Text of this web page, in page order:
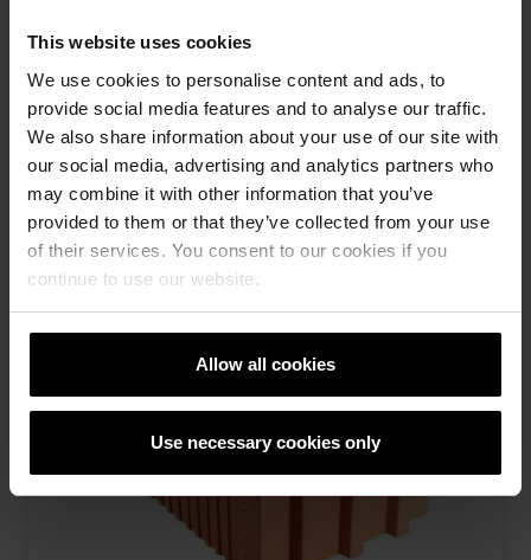
This website uses cookies
We use cookies to personalise content and ads, to
provide social media features and to analyse our traffic.
We also share information about your use of our site with
our social media, advertising and analytics partners who
may combine it with other information that you’ve
provided to them or that they’ve collected from your use
of their services. You consent to our cookies if you
continue to use our website.
Allow all cookies
Use necessary cookies only
Porotherm 30 Robust